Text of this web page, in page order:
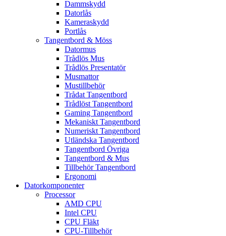
Dammskydd
Datorlås
Kameraskydd
Portlås
Tangentbord & Möss
Datormus
Trådlös Mus
Trådlös Presentatör
Musmattor
Mustillbehör
Trådat Tangentbord
Trådlöst Tangentbord
Gaming Tangentbord
Mekaniskt Tangentbord
Numeriskt Tangentbord
Utländska Tangentbord
Tangentbord Övriga
Tangentbord & Mus
Tillbehör Tangentbord
Ergonomi
Datorkomponenter
Processor
AMD CPU
Intel CPU
CPU Fläkt
CPU-Tillbehör